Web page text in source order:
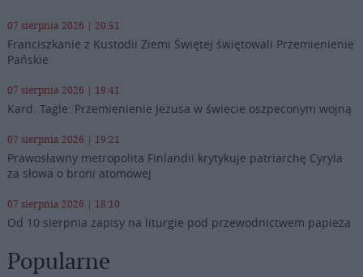
07 sierpnia 2026 | 20:51
Franciszkanie z Kustodii Ziemi Świętej świętowali Przemienienie
Pańskie
07 sierpnia 2026 | 19:41
Kard. Tagle: Przemienienie Jezusa w świecie oszpeconym wojną
07 sierpnia 2026 | 19:21
Prawosławny metropolita Finlandii krytykuje patriarchę Cyryla
za słowa o broni atomowej
07 sierpnia 2026 | 18:10
Od 10 sierpnia zapisy na liturgie pod przewodnictwem papieża
Popularne